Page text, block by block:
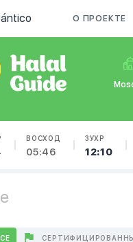
О ПРОЕКТЕ
ВОСХОД
05:46
ЗУХР
12:10